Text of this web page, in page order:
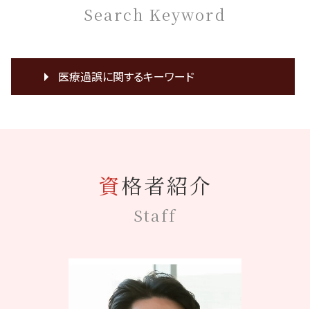
Search Keyword
医療過誤に関するキーワード
mrsa 院内感染
資格者紹介
Staff